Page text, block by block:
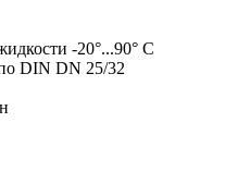
-20°...90° C
DIN DN 25/32